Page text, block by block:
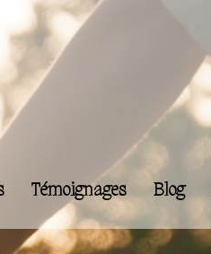
Témoignages Blog